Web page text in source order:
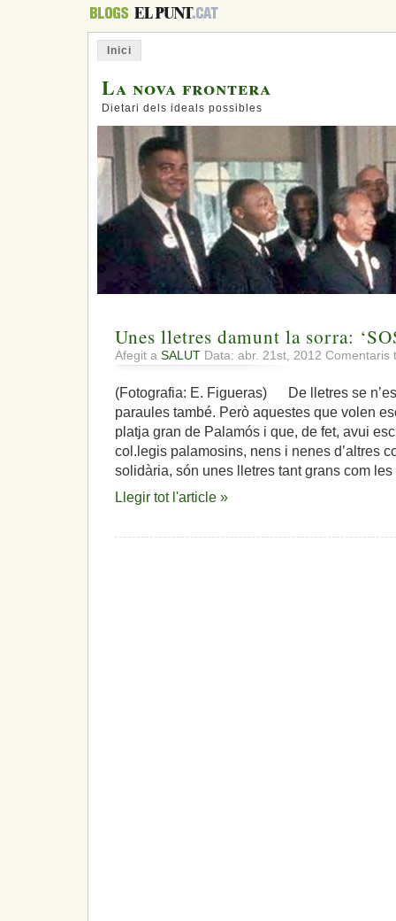
Inici
La nova frontera
Dietari dels ideals possibles
Unes lletres damunt la sorra:
Afegit a SALUT Data: abr. 21st, 2012 Comentaris
(Fotografia: E. Figueras) De lletres se
paraules també. Però aquestes que volen
platja gran de Palamós i que, de fet, avui
col.legis palamosins, nens i nenes d’altres
solidària, són unes lletres tant grans com
Llegir tot l'article »